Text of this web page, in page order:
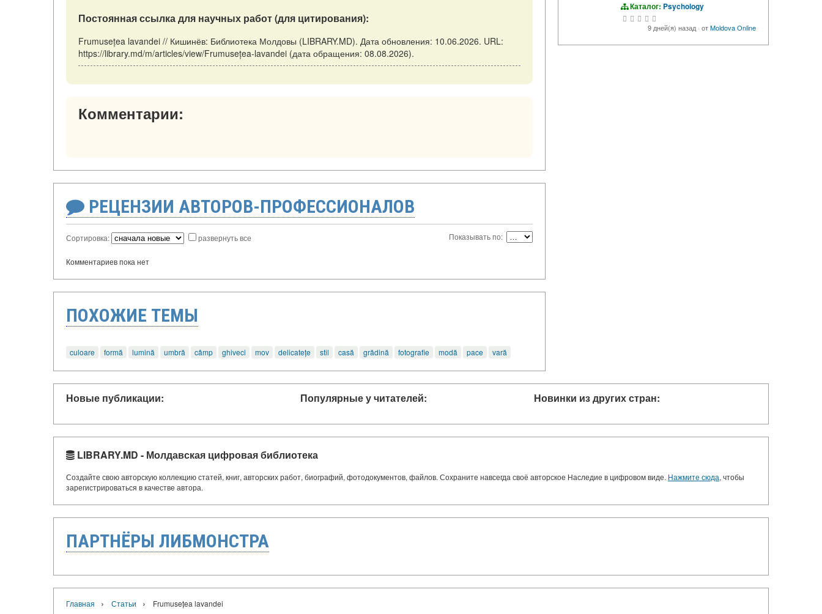
Постоянная ссылка для научных работ (для цитирования):
Frumusețea lavandei // Кишинёв: Библиотека Молдовы (LIBRARY.MD). Дата обновления: 10.06.2026. URL:
https://library.md/m/articles/view/Frumusețea-lavandei (дата обращения: 08.08.2026).
Комментарии:
РЕЦЕНЗИИ АВТОРОВ-ПРОФЕССИОНАЛОВ
Сортировка: развернуть все Показывать по:
Комментариев пока нет
ПОХОЖИЕ ТЕМЫ
culoare formă lumină umbră câmp ghiveci mov delicatețe stil casă grădină fotografie modă pace vară
Каталог: Psychology
9 дней(я) назад· отMoldova Online
Новые публикации: Популярные у читателей: Новинки из других стран:
LIBRARY.MD - Молдавская цифровая библиотека
Создайте свою авторскую коллекцию статей, книг, авторских работ, биографий, фотодокументов, файлов. Сохраните навсегда своё авторское Наследие в цифровом виде. Нажмите сюда, чтобы
зарегистрироваться в качестве автора.
ПАРТНЁРЫ ЛИБМОНСТРА
Главная › Статьи › Frumusețea lavandei